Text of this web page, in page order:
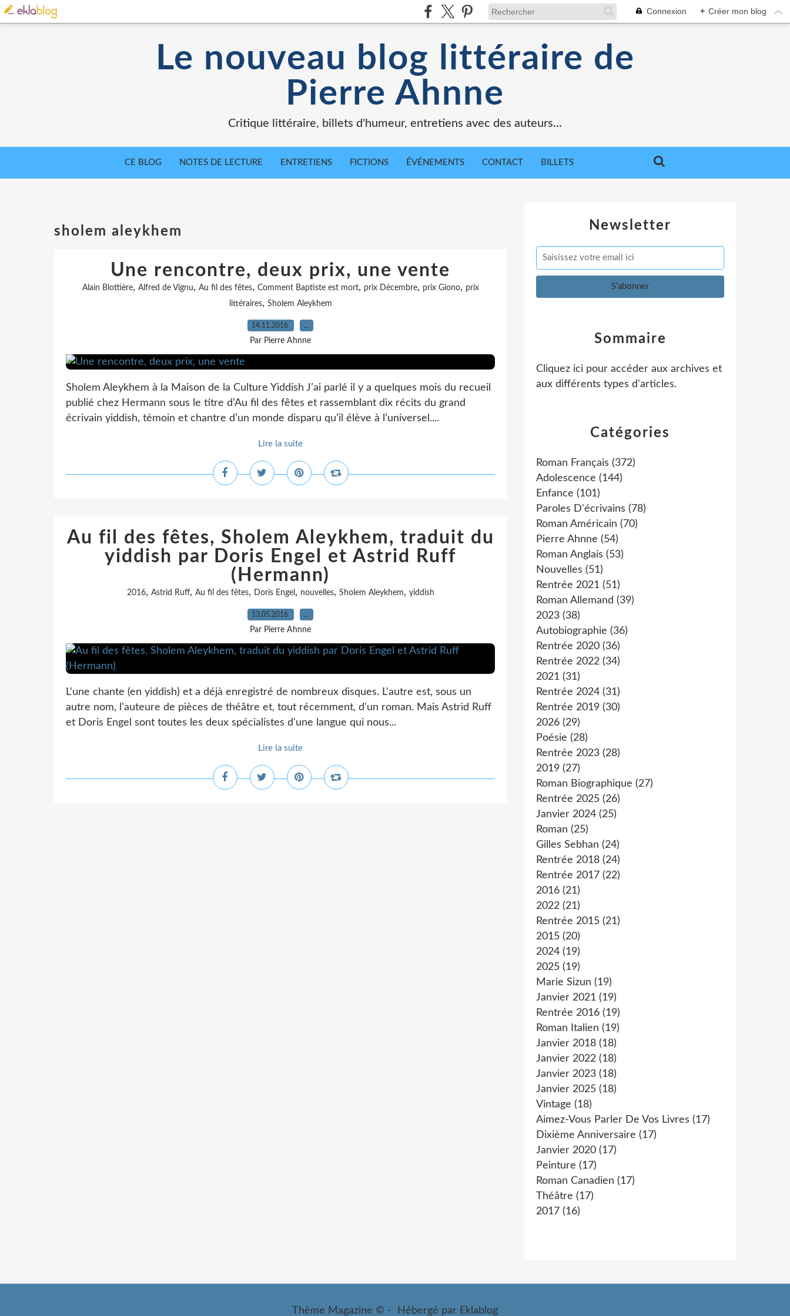
Connexion + Créer mon blog
Le nouveau blog littéraire de
Pierre Ahnne
Critique littéraire, billets d'humeur, entretiens avec des auteurs...
CE BLOG NOTES DE LECTURE ENTRETIENS FICTIONS ÉVÉNEMENTS CONTACT BILLETS
sholem aleykhem
Une rencontre, deux prix, une vente
Alain Blottière, Alfred de Vignu, Au fil des fêtes, Comment Baptiste est mort, prix Décembre, prix Giono, prix
littéraires, Sholem Aleykhem
14.11.2016 …
Par Pierre Ahnne
Sholem Aleykhem à la Maison de la Culture Yiddish J’ai parlé il y a quelques mois du recueil
publié chez Hermann sous le titre d’Au fil des fêtes et rassemblant dix récits du grand
écrivain yiddish, témoin et chantre d’un monde disparu qu’il élève à l’universel....
Lire la suite
Au fil des fêtes, Sholem Aleykhem, traduit du
yiddish par Doris Engel et Astrid Ruff
(Hermann)
2016, Astrid Ruff, Au fil des fêtes, Doris Engel, nouvelles, Sholem Aleykhem, yiddish
13.05.2016 …
Par Pierre Ahnne
L'une chante (en yiddish) et a déjà enregistré de nombreux disques. L'autre est, sous un
autre nom, l'auteure de pièces de théâtre et, tout récemment, d'un roman. Mais Astrid Ruff
et Doris Engel sont toutes les deux spécialistes d'une langue qui nous...
Lire la suite
Newsletter
Catégories
Roman Français (372)
Adolescence (144)
Enfance (101)
Paroles D'écrivains (78)
Roman Américain (70)
Pierre Ahnne (54)
Roman Anglais (53)
Nouvelles (51)
Rentrée 2021 (51)
Roman Allemand (39)
2023 (38)
Autobiographie (36)
Rentrée 2020 (36)
Rentrée 2022 (34)
2021 (31)
Rentrée 2024 (31)
Rentrée 2019 (30)
2026 (29)
Poésie (28)
Rentrée 2023 (28)
2019 (27)
Roman Biographique (27)
Rentrée 2025 (26)
Janvier 2024 (25)
Roman (25)
Gilles Sebhan (24)
Rentrée 2018 (24)
Rentrée 2017 (22)
2016 (21)
2022 (21)
Rentrée 2015 (21)
2015 (20)
2024 (19)
2025 (19)
Marie Sizun (19)
Janvier 2021 (19)
Rentrée 2016 (19)
Roman Italien (19)
Janvier 2018 (18)
Janvier 2022 (18)
Janvier 2023 (18)
Janvier 2025 (18)
Vintage (18)
Aimez-Vous Parler De Vos Livres (17)
Dixième Anniversaire (17)
Janvier 2020 (17)
Peinture (17)
Roman Canadien (17)
Théâtre (17)
2017 (16)
Sommaire
Cliquez ici pour accéder aux archives et
aux différents types d'articles.
Thème Magazine © - Hébergé par Eklablog